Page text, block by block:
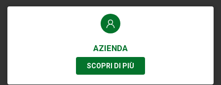
AZIENDA
SCOPRI DI PIÙ